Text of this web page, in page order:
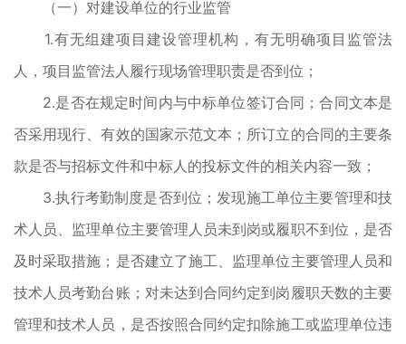
（一）对建设单位的行业监管
1.有无组建项目建设管理机构，有无明确项目监管法
人，项目监管法人履行现场管理职责是否到位；
2.是否在规定时间内与中标单位签订合同；合同文本是
否采用现行、有效的国家示范文本；所订立的合同的主要条
款是否与招标文件和中标人的投标文件的相关内容一致；
3.执行考勤制度是否到位；发现施工单位主要管理和技
术人员、监理单位主要管理人员未到岗或履职不到位，是否
及时采取措施；是否建立了施工、监理单位主要管理人员和
技术人员考勤台账；对未达到合同约定到岗履职天数的主要
管理和技术人员，是否按照合同约定扣除施工或监理单位违